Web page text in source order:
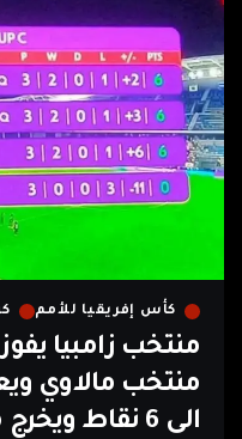
كأس إفريقيا للأمم
منتخب زامبيا يفوز
منتخب مالاوي
الى 6 نقاط